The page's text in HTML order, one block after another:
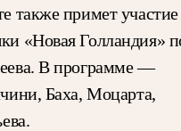
также примет участие
«Новая Голландия»
В программе —
Баха, Моцарта,